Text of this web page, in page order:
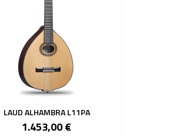
LAUD ALHAMBRA L11PA
1.453,00 €